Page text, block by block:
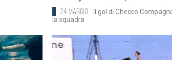
24 MAGGIO
Il gol di Checco
la squadra